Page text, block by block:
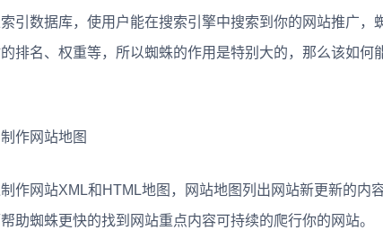
引数据库，使用户能在搜索引擎中搜索到你的网站推广
排名、权重等，所以蜘蛛的作用是特别大的，那么该如
网站地图
网站XML和HTML地图，网站地图列出网站新更新的内
助蜘蛛更快的找到网站重点内容可持续的爬行你的网站。